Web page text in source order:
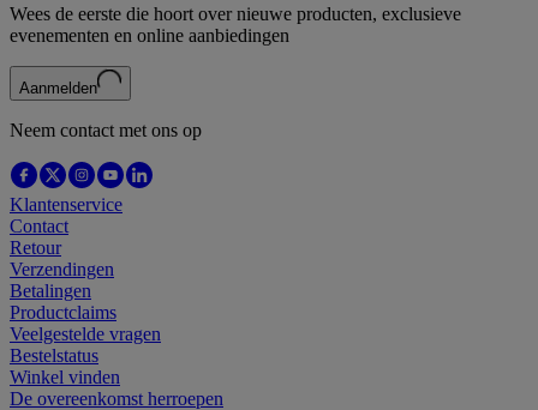
Wees de eerste die hoort over nieuwe producten, exclusieve
evenementen en online aanbiedingen
Aanmelden
Neem contact met ons op
Klantenservice
Contact
Retour
Verzendingen
Betalingen
Productclaims
Veelgestelde vragen
Bestelstatus
Winkel vinden
De overeenkomst herroepen